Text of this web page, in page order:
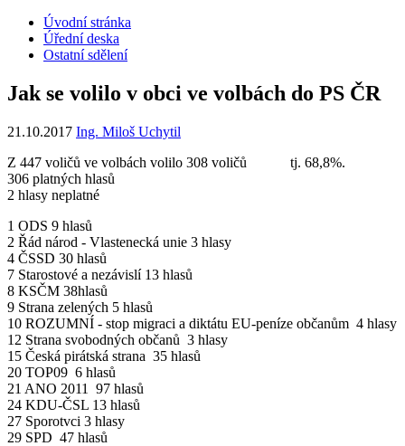
Úvodní stránka
Úřední deska
Ostatní sdělení
Jak se volilo v obci ve volbách do PS ČR
21.10.2017 Ing. Miloš Uchytil
Z 447 voličů ve volbách volilo 308 voličů tj. 68,8%.
306 platných hlasů
2 hlasy neplatné
1 ODS 9 hlasů
2 Řád národ - Vlastenecká unie 3 hlasy
4 ČSSD 30 hlasů
7 Starostové a nezávislí 13 hlasů
8 KSČM 38hlasů
9 Strana zelených 5 hlasů
10 ROZUMNÍ - stop migraci a diktátu EU-peníze občanům 4 hlasy
12 Strana svobodných občanů 3 hlasy
15 Česká pirátská strana 35 hlasů
20 TOP09 6 hlasů
21 ANO 2011 97 hlasů
24 KDU-ČSL 13 hlasů
27 Sporotvci 3 hlasy
29 SPD 47 hlasů